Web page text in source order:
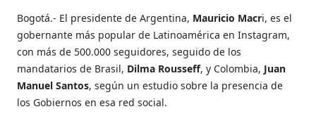
Bogotá.- El presidente de Argentina, Mauricio Macri, es el
gobernante más popular de Latinoamérica en Instagram,
con más de 500.000 seguidores, seguido de los
mandatarios de Brasil, Dilma Rousseff, y Colombia, Juan
Manuel Santos, según un estudio sobre la presencia de
los Gobiernos en esa red social.